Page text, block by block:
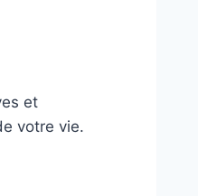
et
votre vie.